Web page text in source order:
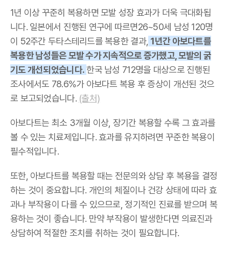
1년 이상 꾸준히 복용하면 모발 성장 효과가 더욱 극대화됩
니다. 일본에서 진행된 연구에 따르면26~50세 남성 120명
이 52주간 두타스테리드를 복용한 결과, 1년간 아보다트를
복용한 남성들은 모발 수가 지속적으로 증가했고, 모발의 굵
기도 개선되었습니다. 한국 남성 712명을 대상으로 진행된
조사에서도 78.6%가 아보다트 복용 후 증상이 개선된 것으
로 보고되었습니다. (출처)
아보다트는 최소 3개월 이상, 장기간 복용할 수록 그 효과를
볼 수 있는 치료제입니다. 효과를 유지하려면 꾸준한 복용이
필수적입니다.
또한, 아보다트를 복용할 때는 전문의와 상담 후 복용을 결정
하는 것이 중요합니다. 개인의 체질이나 건강 상태에 따라 효
과나 부작용이 다를 수 있으므로, 정기적인 진료를 받으며 복
용하는 것이 좋습니다. 만약 부작용이 발생한다면 의료진과
상담하여 적절한 조치를 취하는 것이 필요합니다.